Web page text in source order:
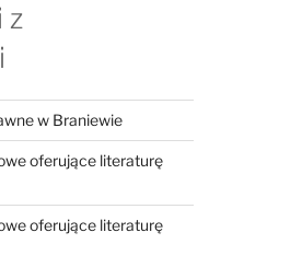
z
w Braniewie
oferujące literaturę
oferujące literaturę